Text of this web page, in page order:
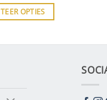
OPTIES